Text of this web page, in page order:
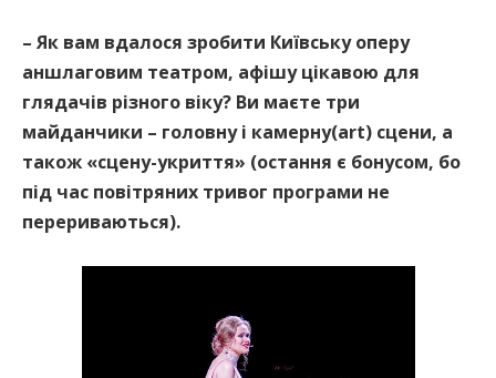
– Як вам вдалося зробити Київську оперу
аншлаговим театром, афішу цікавою для
глядачів різного віку? Ви маєте три
майданчики – головну і камерну(аrt) сцени, а
також «сцену-укриття» (остання є бонусом, бо
під час повітряних тривог програми не
перериваються).